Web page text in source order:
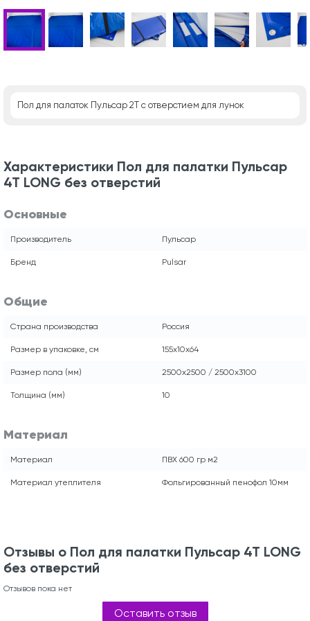
Пол для палаток Пульсар 2Т с отверстием для лунок
Характеристики Пол для палатки Пульсар
4Т LONG без отверстий
Основные
Производитель Пульсар
Бренд Pulsar
Общие
Страна производства Россия
Размер в упаковке, см 155x10x64
Размер пола (мм) 2500x2500 / 2500x3100
Толщина (мм) 10
Материал
Материал ПВХ 600 гр м2
Материал утеплителя Фольгированный пенофол 10мм
Отзывы о Пол для палатки Пульсар 4Т LONG
без отверстий
Отзывов пока нет
Оставить отзыв